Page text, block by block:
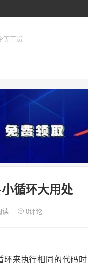
等干货
循环大用处
读 0评论
来执行相同的代码